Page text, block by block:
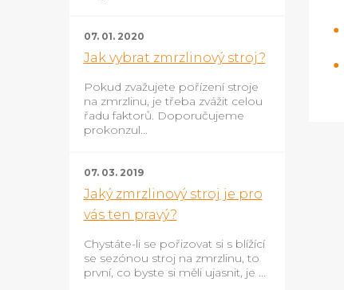
07. 01. 2020
Jak vybrat zmrzlinový stroj?
Pokud zvažujete pořízení stroje
na zmrzlinu, je třeba zvážit celou
řadu faktorů. Doporučujeme
prokonzul...
07. 03. 2019
Jaký zmrzlinový stroj je pro
vás ten pravý?
Chystáte-li se pořizovat si s blížící
se sezónou stroj na zmrzlinu, to
první, co byste si měli ujasnit, je ...